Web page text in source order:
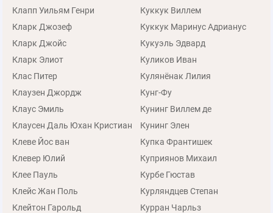
Клапп Уильям Генри
Кларк Джозеф
Кларк Джойс
Кларк Элиот
Клас Питер
Клаузен Джордж
Клаус Эмиль
Клаусен Даль Юхан Кристиан
Клеве Йос ван
Клевер Юлий
Клее Пауль
Клейс Жан Поль
Клейтон Гарольд
Куккук Виллем
Куккук Маринус Адрианус
Кукуэль Эдвард
Куликов Иван
Кулянёнак Лилия
Кунг-Фу
Кунинг Виллем де
Кунинг Элен
Купка Франтишек
Куприянов Михаил
Курбе Гюстав
Курляндцев Степан
Курран Чарльз